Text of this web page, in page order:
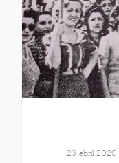
23 abril 2020